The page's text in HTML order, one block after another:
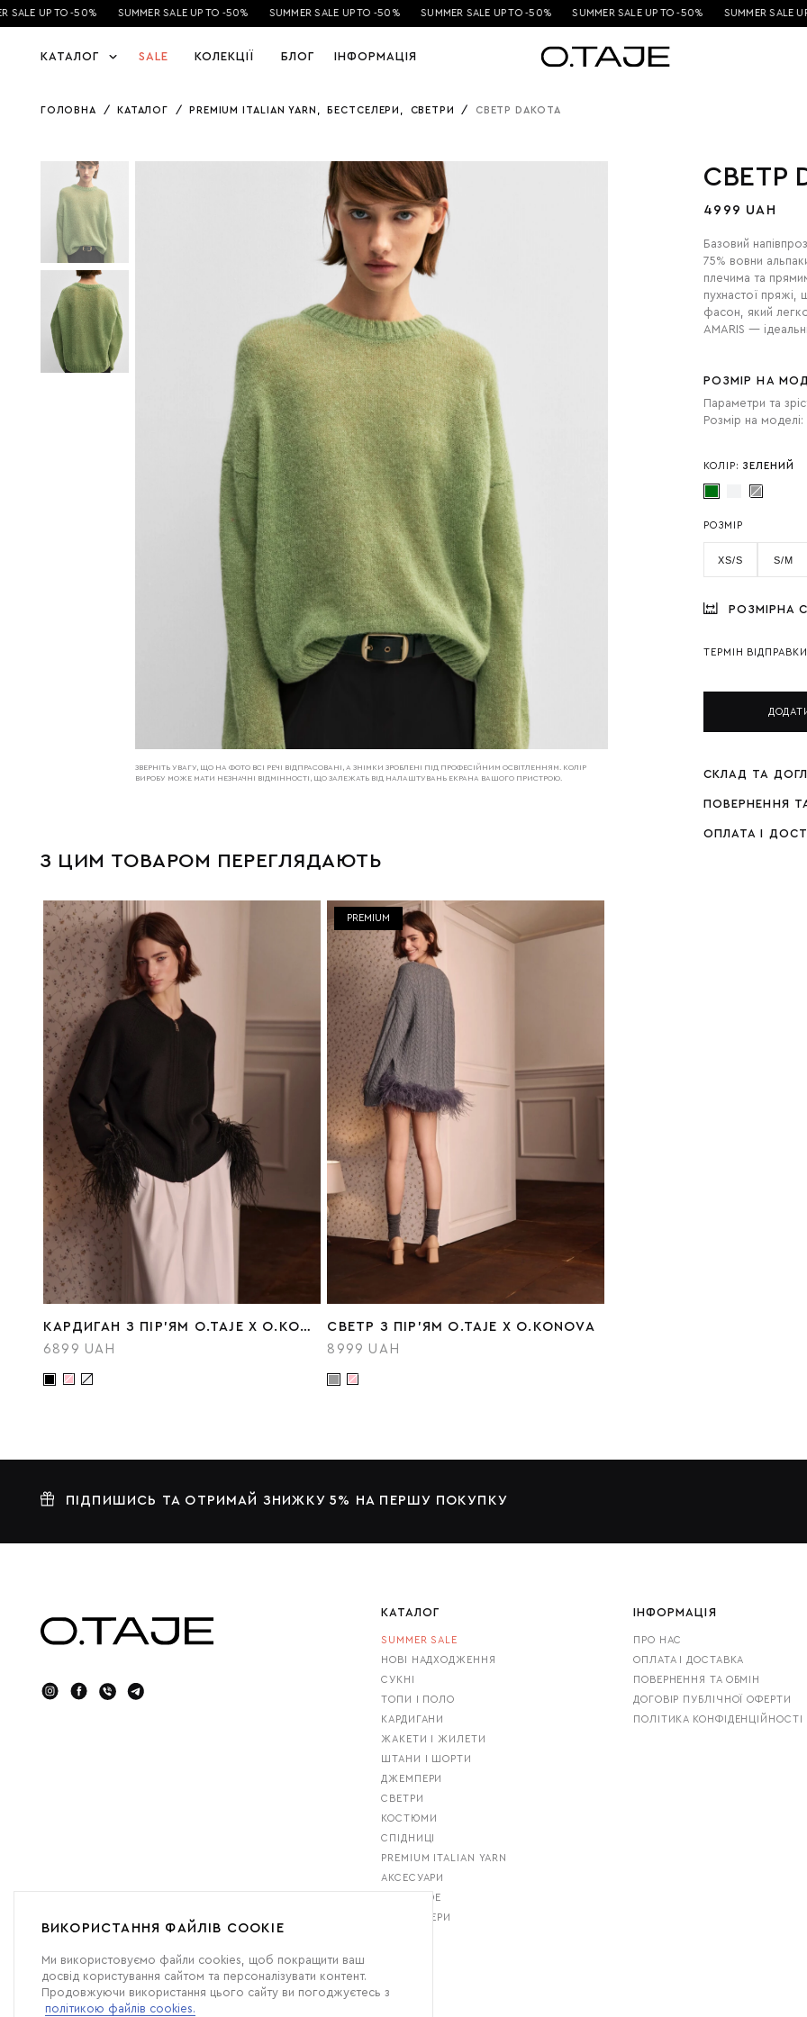
SALE UP TO -50% SUMMER SALE UP TO -50% SUMMER SALE UP TO -50% SUMMER SALE UP TO -50% SUMMER SALE UP TO -50% SUMMER SALE
КАТАЛОГ SALE КОЛЕКЦІЇ БЛОГ ІНФОРМАЦІЯ
ВИКОРИСТАННЯ ФАЙЛІВ COOKIE
Ми використовуємо файли cookies, щоб покращити ваш
досвід користування сайтом та персоналізувати контент.
Продовжуючи використання цього сайту ви погоджуєтесь з
політикою файлів cookies.
ГОЛОВНА / КАТАЛОГ / PREMIUM ITALIAN YARN БЕСТСЕЛЕРИ СВЕТРИ / СВЕТР DAKOTA
ЗВЕРНІТЬ УВАГУ, ЩО НА ФОТО ВСІ РЕЧІ ВІДПРАСОВАНІ, А ЗНІМКИ ЗРОБЛЕНІ ПІД ПРОФЕСІЙНИМ ОСВІТЛЕННЯМ. КОЛІР
ВИРОБУ МОЖЕ МАТИ НЕЗНАЧНІ ВІДМІННОСТІ, ЩО ЗАЛЕЖАТЬ ВІД НАЛАШТУВАНЬ ЕКРАНА ВАШОГО ПРИСТРОЮ.
СВЕТР
4999 UAH
Базовий
75% вовни
плечима та
пухнастої пряжі,
фасон, який
AMARIS —
РОЗМІР НА
Параметри та
Розмір на
КОЛІР: ЗЕЛЕНИЙ
РОЗМІР
XS/S S/M
РОЗМІРНА
ТЕРМІН ВІДПРАВКИ
СКЛАД ТА
ПОВЕРНЕННЯ
ОПЛАТА І
З ЦИМ ТОВАРОМ ПЕРЕГЛЯДАЮТЬ
КАРДИГАН З ПІР'ЯМ O.TAJE X O.KONOVA
6899 UAH
PREMIUM
СВЕТР З ПІР'ЯМ O.TAJE X O.KONOVA
8999 UAH
ПІДПИШИСЬ ТА ОТРИМАЙ ЗНИЖКУ 5% НА ПЕРШУ ПОКУПКУ
КАТАЛОГ
SUMMER SALE
НОВІ НАДХОДЖЕННЯ
СУКНІ
ТОПИ І ПОЛО
КАРДИГАНИ
ЖАКЕТИ І ЖИЛЕТИ
ШТАНИ І ШОРТИ
ДЖЕМПЕРИ
СВЕТРИ
КОСТЮМИ
СПІДНИЦІ
PREMIUM ITALIAN YARN
АКСЕСУАРИ
GIFT GUIDE
БЕСТСЕЛЕРИ
ІНФОРМАЦІЯ
ПРО НАС
ОПЛАТА І ДОСТАВКА
ПОВЕРНЕННЯ ТА ОБМІН
ДОГОВІР ПУБЛІЧНОЇ ОФЕРТИ
ПОЛІТИКА КОНФІДЕНЦІЙНОСТІ